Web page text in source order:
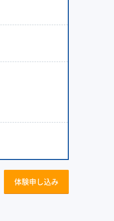
体験申し込み